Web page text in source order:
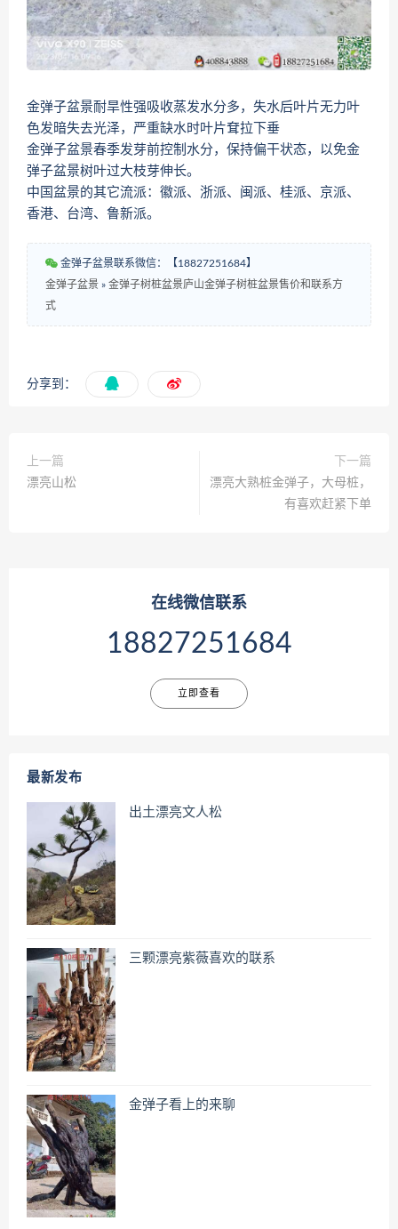
金弹子盆景耐旱性强吸收蒸发水分多，失水后叶片无力叶
色发暗失去光泽，严重缺水时叶片耷拉下垂
金弹子盆景春季发芽前控制水分，保持偏干状态，以免金
弹子盆景树叶过大枝芽伸长。
中国盆景的其它流派：徽派、浙派、闽派、桂派、京派、
香港、台湾、鲁新派。
金弹子盆景联系微信：【18827251684】
金弹子盆景 » 金弹子树桩盆景庐山金弹子树桩盆景售价和联系方
式
分享到：
上一篇
漂亮山松
下一篇
漂亮大熟桩金弹子，大母桩，
有喜欢赶紧下单
在线微信联系
18827251684
立即查看
最新发布
出土漂亮文人松
三颗漂亮紫薇喜欢的联系
金弹子看上的来聊